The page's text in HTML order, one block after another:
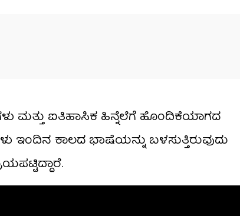
ಮತ್ತು ಐತಿಹಾಸಿಕ ಹಿನ್ನೆಲೆಗೆ ಹೊಂದಿಕೆಯಾಗದ
ಇಂದಿನ ಕಾಲದ ಭಾಷೆಯನ್ನು ಬಳಸುತ್ತಿರುವುದು